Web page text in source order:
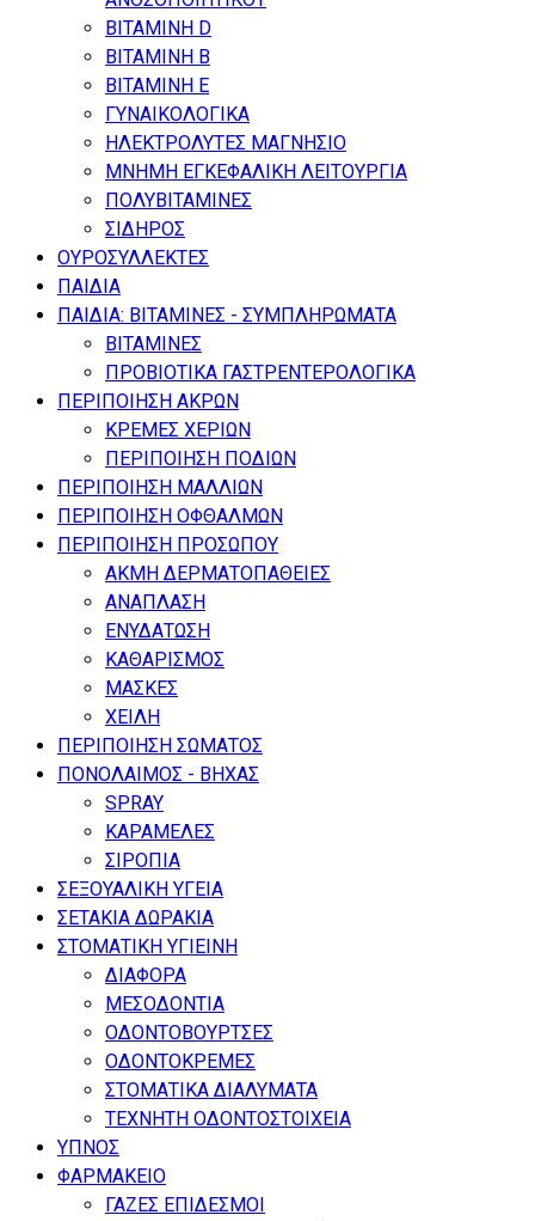
ΒΙΤΑΜΙΝΗ D
ΒΙΤΑΜΙΝΗ Β
ΒΙΤΑΜΙΝΗ Ε
ΓΥΝΑΙΚΟΛΟΓΙΚΑ
ΗΛΕΚΤΡΟΛΥΤΕΣ ΜΑΓΝΗΣΙΟ
ΜΝΗΜΗ ΕΓΚΕΦΑΛΙΚΗ ΛΕΙΤΟΥΡΓΙΑ
ΠΟΛΥΒΙΤΑΜΙΝΕΣ
ΣΙΔΗΡΟΣ
ΟΥΡΟΣΥΛΛΕΚΤΕΣ
ΠΑΙΔΙΑ
ΠΑΙΔΙΑ: ΒΙΤΑΜΙΝΕΣ - ΣΥΜΠΛΗΡΩΜΑΤΑ
ΒΙΤΑΜΙΝΕΣ
ΠΡΟΒΙΟΤΙΚΑ ΓΑΣΤΡΕΝΤΕΡΟΛΟΓΙΚΑ
ΠΕΡΙΠΟΙΗΣΗ ΑΚΡΩΝ
ΚΡΕΜΕΣ ΧΕΡΙΩΝ
ΠΕΡΙΠΟΙΗΣΗ ΠΟΔΙΩΝ
ΠΕΡΙΠΟΙΗΣΗ ΜΑΛΛΙΩΝ
ΠΕΡΙΠΟΙΗΣΗ ΟΦΘΑΛΜΩΝ
ΠΕΡΙΠΟΙΗΣΗ ΠΡΟΣΩΠΟΥ
ΑΚΜΗ ΔΕΡΜΑΤΟΠΑΘΕΙΕΣ
ΑΝΑΠΛΑΣΗ
ΕΝΥΔΑΤΩΣΗ
ΚΑΘΑΡΙΣΜΟΣ
ΜΑΣΚΕΣ
ΧΕΙΛΗ
ΠΕΡΙΠΟΙΗΣΗ ΣΩΜΑΤΟΣ
ΠΟΝΟΛΑΙΜΟΣ - ΒΗΧΑΣ
SPRAY
ΚΑΡΑΜΕΛΕΣ
ΣΙΡΟΠΙΑ
ΣΕΞΟΥΑΛΙΚΗ ΥΓΕΙΑ
ΣΕΤΑΚΙΑ ΔΩΡΑΚΙΑ
ΣΤΟΜΑΤΙΚΗ ΥΓΙΕΙΝΗ
ΔΙΑΦΟΡΑ
ΜΕΣΟΔΟΝΤΙΑ
ΟΔΟΝΤΟΒΟΥΡΤΣΕΣ
ΟΔΟΝΤΟΚΡΕΜΕΣ
ΣΤΟΜΑΤΙΚΑ ΔΙΑΛΥΜΑΤΑ
ΤΕΧΝΗΤΗ ΟΔΟΝΤΟΣΤΟΙΧΕΙΑ
ΥΠΝΟΣ
ΦΑΡΜΑΚΕΙΟ
ΓΑΖΕΣ ΕΠΙΔΕΣΜΟΙ